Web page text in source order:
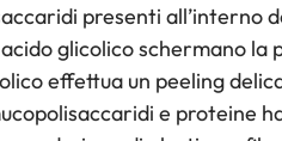
presenti all’interno
glicolico schermano la
effettua un peeling
e proteine